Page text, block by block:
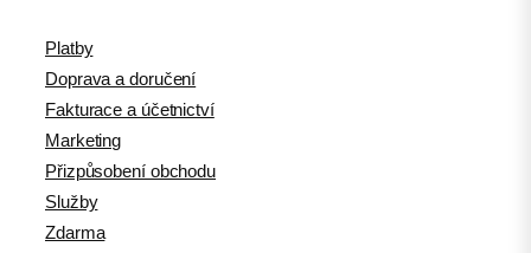
Platby
Doprava a doručení
Fakturace a účetnictví
Marketing
Přizpůsobení obchodu
Služby
Zdarma